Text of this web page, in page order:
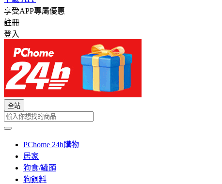
享受APP專屬優惠
註冊
登入
全站
PChome 24h購物
居家
狗食/罐頭
狗飼料